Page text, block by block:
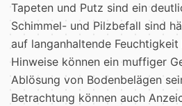
Tapeten und Putz sind ein
Schimmel- und Pilzbefall sind
auf langanhaltende Feuchtigkeit
Hinweise können ein muffiger
Ablösung von Bodenbelägen
Betrachtung können auch